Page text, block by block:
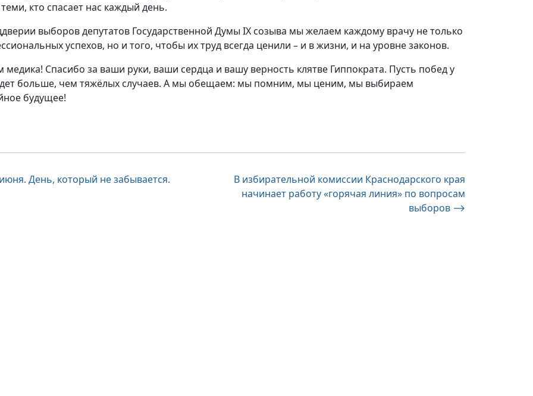
кто спасает нас каждый день.
выборов депутатов Государственной Думы IX созыва мы желаем каждому врачу не только
успехов, но и того, чтобы их труд всегда ценили – и в жизни, и на уровне законов.
медика! Спасибо за ваши руки, ваши сердца и вашу верность клятве Гиппократа. Пусть побед у
больше, чем тяжёлых случаев. А мы обещаем: мы помним, мы ценим, мы выбираем
будущее!
День, который не забывается.
В избирательной комиссии Краснодарского края
начинает работу «горячая линия» по вопросам
выборов ⟶